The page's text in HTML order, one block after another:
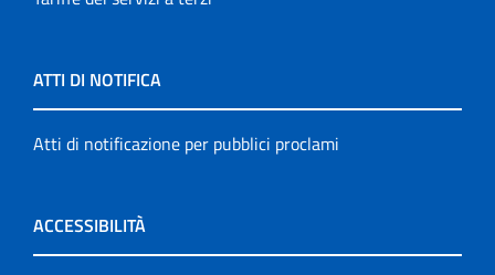
ATTI DI NOTIFICA
Atti di notificazione per pubblici proclami
ACCESSIBILITÀ